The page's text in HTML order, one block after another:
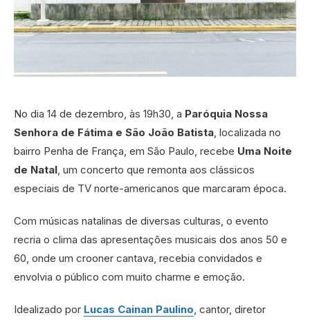
No dia 14 de dezembro, às 19h30, a Paróquia Nossa
Senhora de Fátima e São João Batista , localizada no
bairro Penha de França, em São Paulo, recebe Uma Noite
de Natal , um concerto que remonta aos clássicos
especiais de TV norte-americanos que marcaram época.
Com músicas natalinas de diversas culturas, o evento
recria o clima das apresentações musicais dos anos 50 e
60, onde um crooner cantava, recebia convidados e
envolvia o público com muito charme e emoção.
Idealizado por Lucas Cainan Paulino , cantor, diretor